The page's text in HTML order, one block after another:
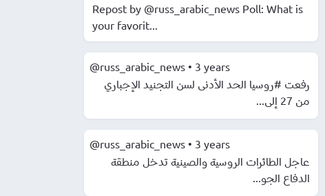
Repost by @russ_arabic_news Poll: What is
your favorit...
@russ_arabic_news • 3 years
رفعت #روسيا الحد الأدنى لسن التجنيد الإجباري
من 27 إلى...
@russ_arabic_news • 3 years
️عاجل الطائرات الروسية والصينية تدخل منطقة
الدفاع الجو...